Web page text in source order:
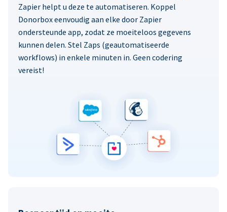
Zapier helpt u deze te automatiseren. Koppel
Donorbox eenvoudig aan elke door Zapier
ondersteunde app, zodat ze moeiteloos gegevens
kunnen delen. Stel Zaps (geautomatiseerde
workflows) in enkele minuten in. Geen codering
vereist!